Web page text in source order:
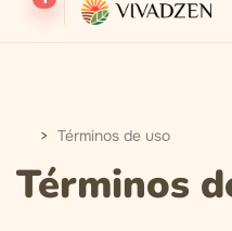
Envío gratuito en
Términos de uso
Términos